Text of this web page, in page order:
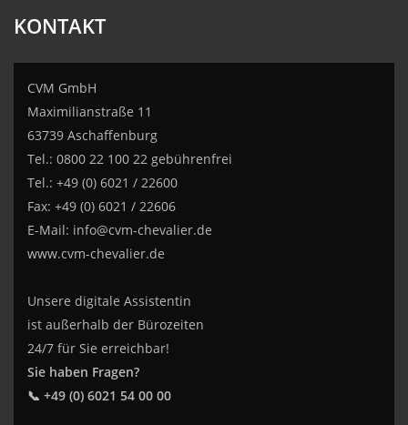
KONTAKT
CVM GmbH
Maximilianstraße 11
63739 Aschaffenburg
Tel.: 0800 22 100 22 gebührenfrei
Tel.: +49 (0) 6021 / 22600
Fax: +49 (0) 6021 / 22606
E-Mail: info@cvm-chevalier.de
www.cvm-chevalier.de
Unsere digitale Assistentin
ist außerhalb der Bürozeiten
24/7 für Sie erreichbar!
Sie haben Fragen?
📞 +49 (0) 6021 54 00 00